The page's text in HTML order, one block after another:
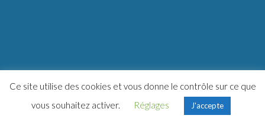
Ce site utilise des cookies et vous donne le contrôle sur ce que
vous souhaitez activer.
Réglages J'accepte